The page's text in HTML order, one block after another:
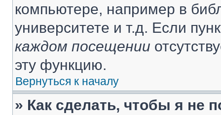
компьютере, например в
университете и т.д. Если
каждом посещении
эту функцию.
Вернуться к началу
» Как сделать, чтобы я не